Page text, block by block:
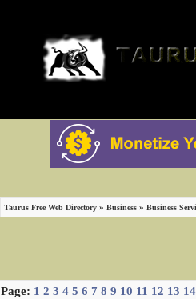
Taurus Free Web Directory » Business » Business
Page: 1 2 3 4 5 6 7 8 9 10 11 12 13 14